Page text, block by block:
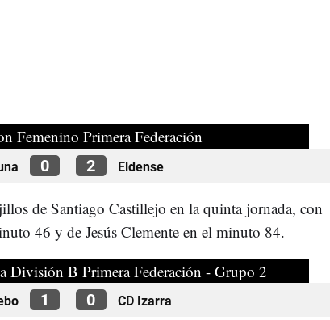
Femenino Primera Federación
0 2 Eldense
de Santiago Castillejo en la quinta jornada, con
46 y de Jesús Clemente en el minuto 84.
División B Primera Federación - Grupo 2
1 0 CD Izarra